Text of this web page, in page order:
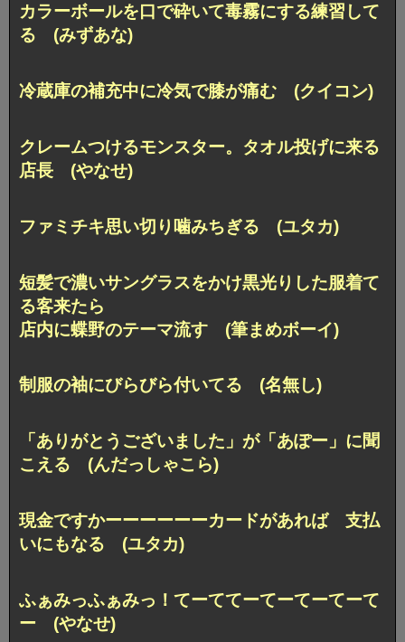
カラーボールを口で砕いて毒霧にする練習して
る (みずあな)
冷蔵庫の補充中に冷気で膝が痛む (クイコン)
クレームつけるモンスター。タオル投げに来る
店長 (やなせ)
ファミチキ思い切り噛みちぎる (ユタカ)
短髪で濃いサングラスをかけ黒光りした服着て
る客来たら
店内に蝶野のテーマ流す (筆まめボーイ)
制服の袖にびらびら付いてる (名無し)
「ありがとうございました」が「あぽー」に聞
こえる (んだっしゃこら)
現金ですかーーーーーーカードがあれば 支払
いにもなる (ユタカ)
ふぁみっふぁみっ！てーててーてーてーてーて
ー (やなせ)